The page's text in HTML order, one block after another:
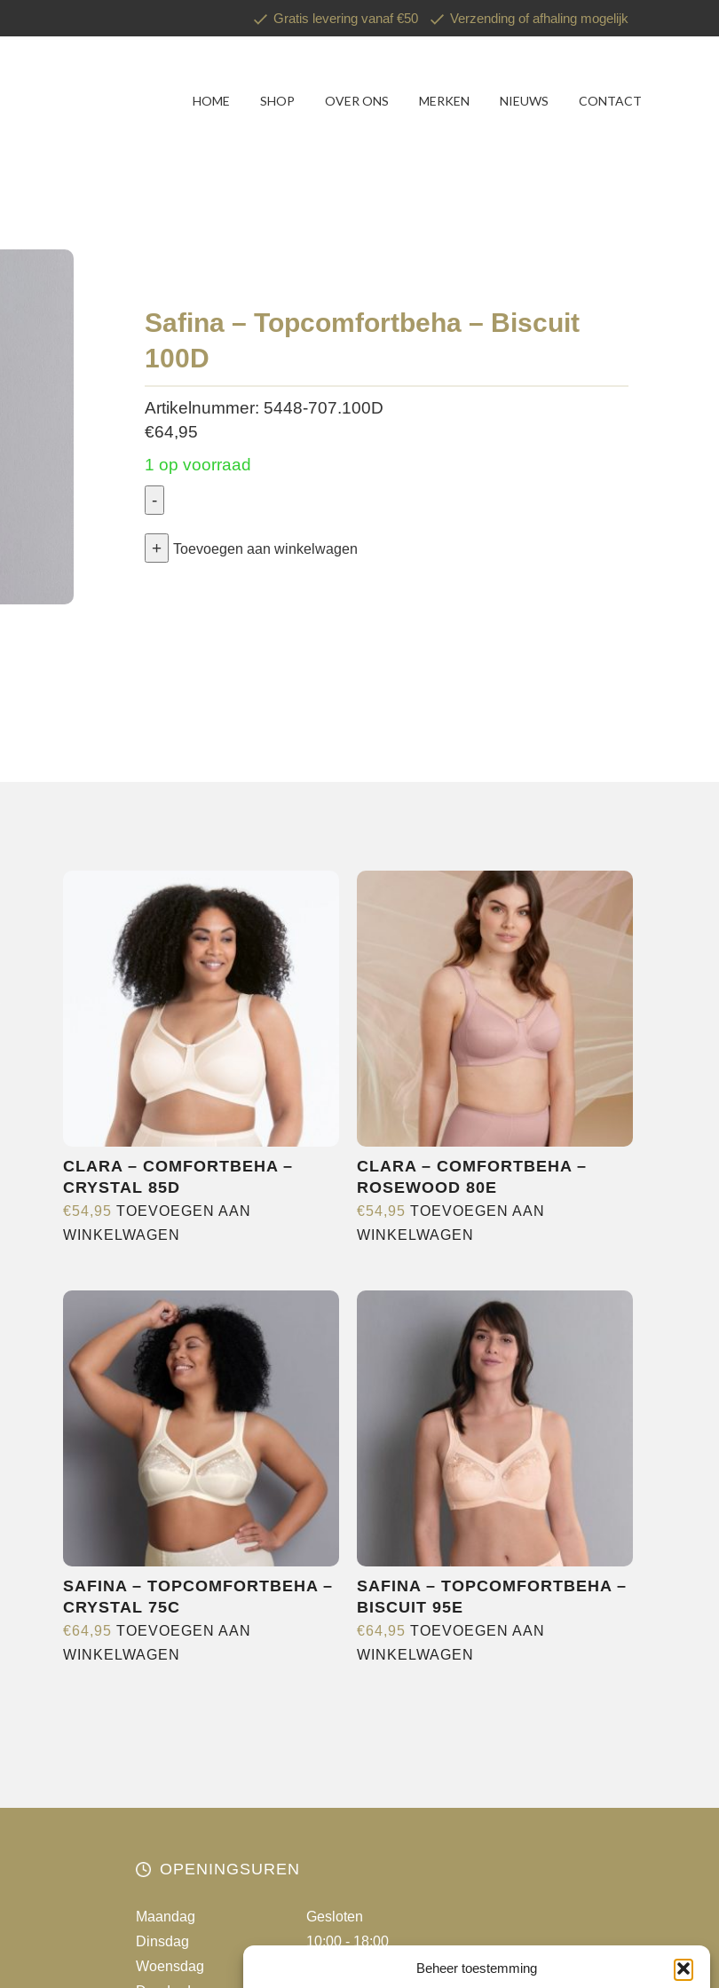
Beheer toestemming
Gratis levering vanaf €50 Verzending of afhaling mogelijk
HOME SHOP OVER ONS MERKEN NIEUWS CONTACT
Safina – Topcomfortbeha – Biscuit
100D
Artikelnummer: 5448-707.100D
€64,95
1 op voorraad
-
+ Toevoegen aan winkelwagen
CLARA – COMFORTBEHA –
CRYSTAL 85D
€54,95 TOEVOEGEN AAN
WINKELWAGEN
CLARA – COMFORTBEHA –
ROSEWOOD 80E
€54,95 TOEVOEGEN AAN
WINKELWAGEN
SAFINA – TOPCOMFORTBEHA –
CRYSTAL 75C
€64,95 TOEVOEGEN AAN
WINKELWAGEN
SAFINA – TOPCOMFORTBEHA –
BISCUIT 95E
€64,95 TOEVOEGEN AAN
WINKELWAGEN
OPENINGSUREN
Maandag
Gesloten
Dinsdag
10:00 - 18:00
Woensdag